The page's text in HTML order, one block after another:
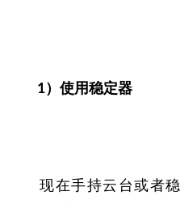
1）使用稳定器
现在手持云台或者稳